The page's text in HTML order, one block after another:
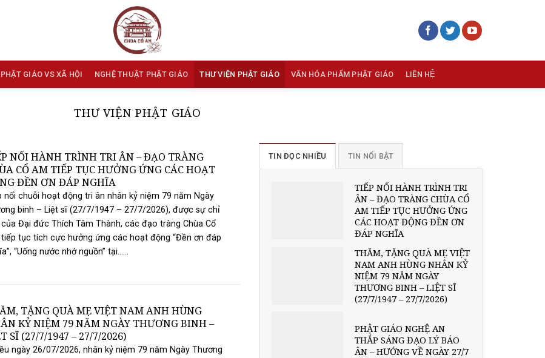
PHẬT GIÁO VS XÃ HỘI NGHỆ THUẬT PHẬT GIÁO THƯ VIỆN PHẬT GIÁO VĂN HÓA PHẨM PHẬT GIÁO LIÊN HỆ
THƯ VIỆN PHẬT GIÁO
NỐI HÀNH TRÌNH TRI ÂN – ĐẠO TRÀNG
CỔ AM TIẾP TỤC HƯỞNG ỨNG CÁC HOẠT
ĐỀN ƠN ĐÁP NGHĨA
nối chuỗi hoạt động tri ân nhân kỷ niệm 79 năm Ngày
binh – Liệt sĩ (27/7/1947 – 27/7/2026), được sự chỉ
Đại đức Thích Tâm Thành, các đạo tràng Chùa Cổ
tục tích cực hưởng ứng các hoạt động “Đền ơn đáp
“Uống nước nhớ nguồn” tại......
TẶNG QUÀ MẸ VIỆT NAM ANH HÙNG
KỶ NIỆM 79 NĂM NGÀY THƯƠNG BINH –
SĨ (27/7/1947 – 27/7/2026)
ngày 26/07/2026, nhân kỷ niệm 79 năm Ngày Thương
TIN ĐỌC NHIỀU TIN NỔI BẬT
TIẾP NỐI HÀNH TRÌNH TRI
ÂN – ĐẠO TRÀNG CHÙA CỔ
AM TIẾP TỤC HƯỞNG ỨNG
CÁC HOẠT ĐỘNG ĐỀN ƠN
ĐÁP NGHĨA
THĂM, TẶNG QUÀ MẸ VIỆT
NAM ANH HÙNG NHÂN KỶ
NIỆM 79 NĂM NGÀY
THƯƠNG BINH – LIỆT SĨ
(27/7/1947 – 27/7/2026)
PHẬT GIÁO NGHỆ AN
THẮP SÁNG ĐẠO LÝ BÁO
ÂN – HƯỚNG VỀ NGÀY 27/7